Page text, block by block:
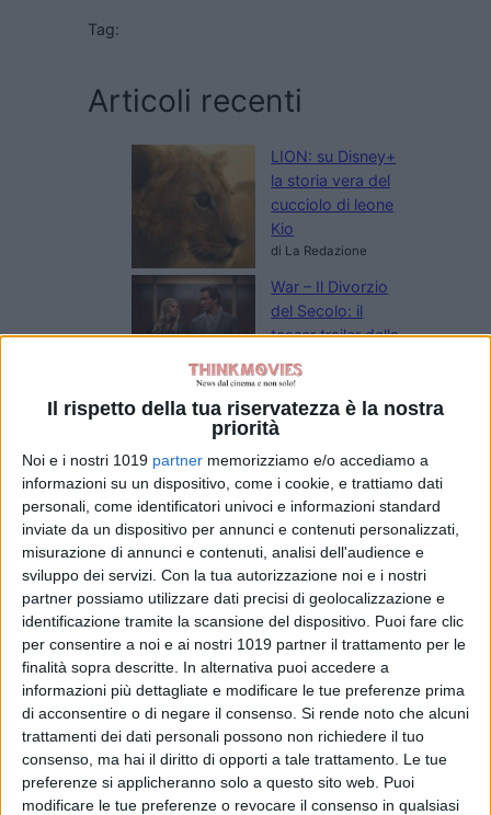
Il rispetto della tua riservatezza è la nostra
priorità
Noi e i nostri 1019 partner memorizziamo e/o accediamo a
informazioni su un dispositivo, come i cookie, e trattiamo dati
personali, come identificatori univoci e informazioni standard
inviate da un dispositivo per annunci e contenuti personalizzati,
misurazione di annunci e contenuti, analisi dell'audience e
sviluppo dei servizi. Con la tua autorizzazione noi e i nostri
partner possiamo utilizzare dati precisi di geolocalizzazione e
identificazione tramite la scansione del dispositivo. Puoi fare clic
per consentire a noi e ai nostri 1019 partner il trattamento per le
finalità sopra descritte. In alternativa puoi accedere a
informazioni più dettagliate e modificare le tue preferenze prima
di acconsentire o di negare il consenso. Si rende noto che alcuni
trattamenti dei dati personali possono non richiedere il tuo
consenso, ma hai il diritto di opporti a tale trattamento. Le tue
preferenze si applicheranno solo a questo sito web. Puoi
modificare le tue preferenze o revocare il consenso in qualsiasi
Tag:
Articoli recenti
LION: su Disney+
la storia vera del
cucciolo di leone
Kio
di La Redazione
War – Il Divorzio
del Secolo: il
teaser trailer della
serie novembre
su Sky e NOW
di La Redazione
Rakuten TV: le
novità di agosto
Sam Neill apparirà
in The Legend of
Zelda: l’attore
aveva completato
le riprese prima
della morte
di Emanuela Giuliani
Lionsgate
prepara il sequel
di Michael: riprese
al via tra fine